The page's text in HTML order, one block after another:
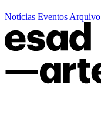
Notícias Eventos Arquivo